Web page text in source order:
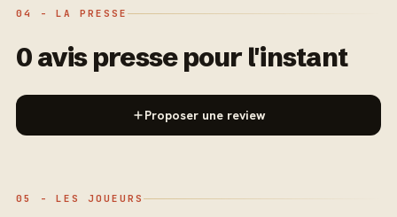
04 - LA PRESSE
0 avis presse pour l'instant
Proposer une review
05 - LES JOUEURS